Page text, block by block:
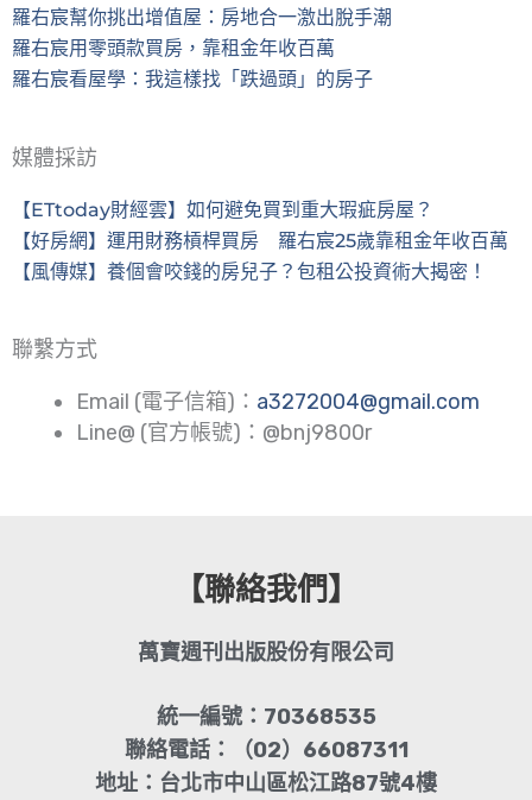
羅右宸幫你挑出增值屋：房地合一激出脫手潮
羅右宸用零頭款買房，靠租金年收百萬
羅右宸看屋學：我這樣找「跌過頭」的房子
媒體採訪
【ETtoday財經雲】如何避免買到重大瑕疵房屋？
【好房網】運用財務槓桿買房 羅右宸25歲靠租金年收百萬
【風傳媒】養個會咬錢的房兒子？包租公投資術大揭密！
聯繫方式
Email (電子信箱)： a3272004@gmail.com
Line@ (官方帳號)：@bnj9800r
【聯絡我們】
萬寶週刊出版股份有限公司
統一編號：70368535
聯絡電話：（02）66087311
地址：台北市中山區松江路87號4樓